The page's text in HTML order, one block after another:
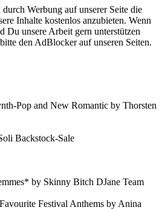
Werbung auf unserer Seite die
Inhalte kostenlos anzubieten. Wenn
Du unsere Arbeit gern unterstützen
den AdBlocker auf unseren Seiten.
Pop and New Romantic by Thorsten
Backstock-Sale
by Skinny Bitch DJane Team
Festival Anthems by Anina